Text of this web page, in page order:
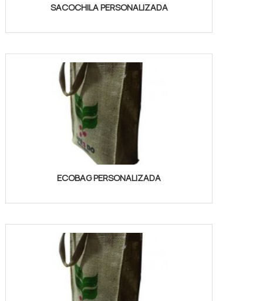
SACOCHILA PERSONALIZADA
ECOBAG PERSONALIZADA